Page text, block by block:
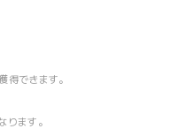
得できます。
ります。